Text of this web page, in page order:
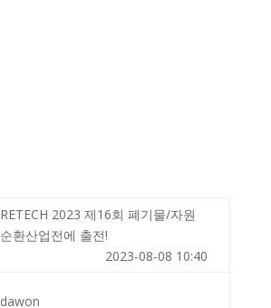
RETECH 2023 제16회 폐기물/자원
순환산업전에 출전!
2023-08-08 10:40
dawon